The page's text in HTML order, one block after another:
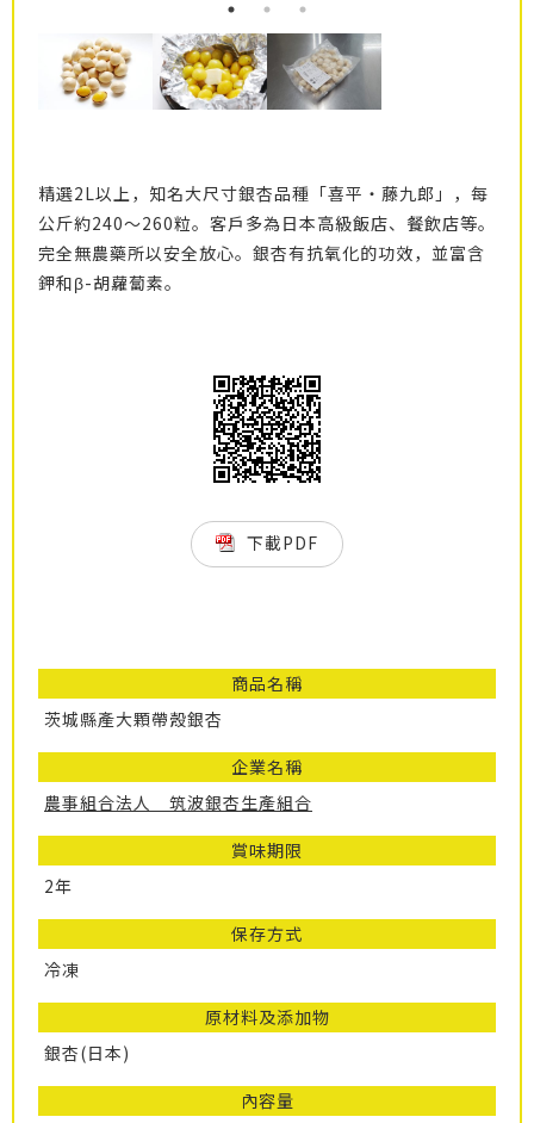
精選2L以上，知名大尺寸銀杏品種「喜平・藤九郎」，每
公斤約240～260粒。客戶多為日本高級飯店、餐飲店等。
完全無農藥所以安全放心。銀杏有抗氧化的功效，並富含
鉀和β-胡蘿蔔素。
下載PDF
商品名稱
茨城縣產大顆帶殼銀杏
企業名稱
農事組合法人 筑波銀杏生產組合
賞味期限
2年
保存方式
冷凍
原材料及添加物
銀杏(日本)
內容量